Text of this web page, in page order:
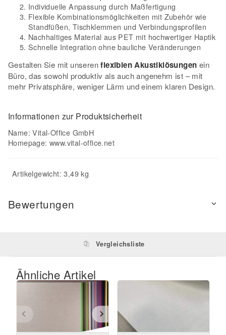
Individuelle Anpassung durch Maßfertigung
Flexible Kombinationsmöglichkeiten mit Zubehör wie
Standfüßen, Tischklemmen und Verbindungsprofilen
Nachhaltiges Material aus PET mit hochwertiger Haptik
Schnelle Integration ohne bauliche Veränderungen
Gestalten Sie mit unserenflexiblen Akustiklösungen ein
Büro, das sowohl produktiv als auch angenehm ist – mit
mehr Privatsphäre, weniger Lärm und einem klaren Design.
Informationen zur Produktsicherheit
Name: Vital-Office GmbH
Homepage:www.vital-office.net
Artikelgewicht: 3,49 kg
Bewertungen
Vergleichsliste
Ähnliche Artikel